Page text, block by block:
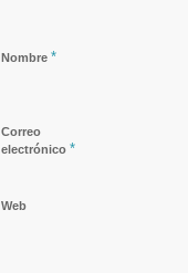
Nombre *
Correo
electrónico *
Web